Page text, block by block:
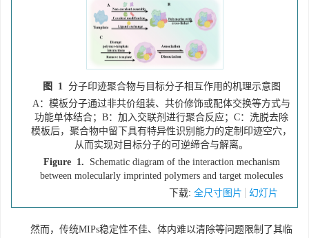
图 1 分子印迹聚合物与目标分子相互作用的机理示意图
A：模板分子通过非共价组装、共价修饰或配体交换等方式与
功能单体结合；B：加入交联剂进行聚合反应；C：洗脱去除
模板后，聚合物中留下具有特异性识别能力的定制印迹空穴，
从而实现对目标分子的可逆缔合与解离。
Figure 1.
Schematic diagram of the interaction mechanism
between molecularly imprinted polymers and target molecules
下载: 全尺寸图片 幻灯片
然而，传统MIPs稳定性不佳、体内难以清除等问题限制了其临